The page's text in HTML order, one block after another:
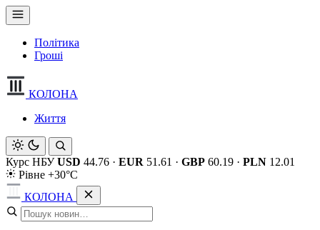
Політика
Гроші
КОЛОНА
Життя
Курс НБУ USD 44.76 · EUR 51.61 · GBP 60.19 · PLN 12.01
Рівне +30°C
КОЛОНА